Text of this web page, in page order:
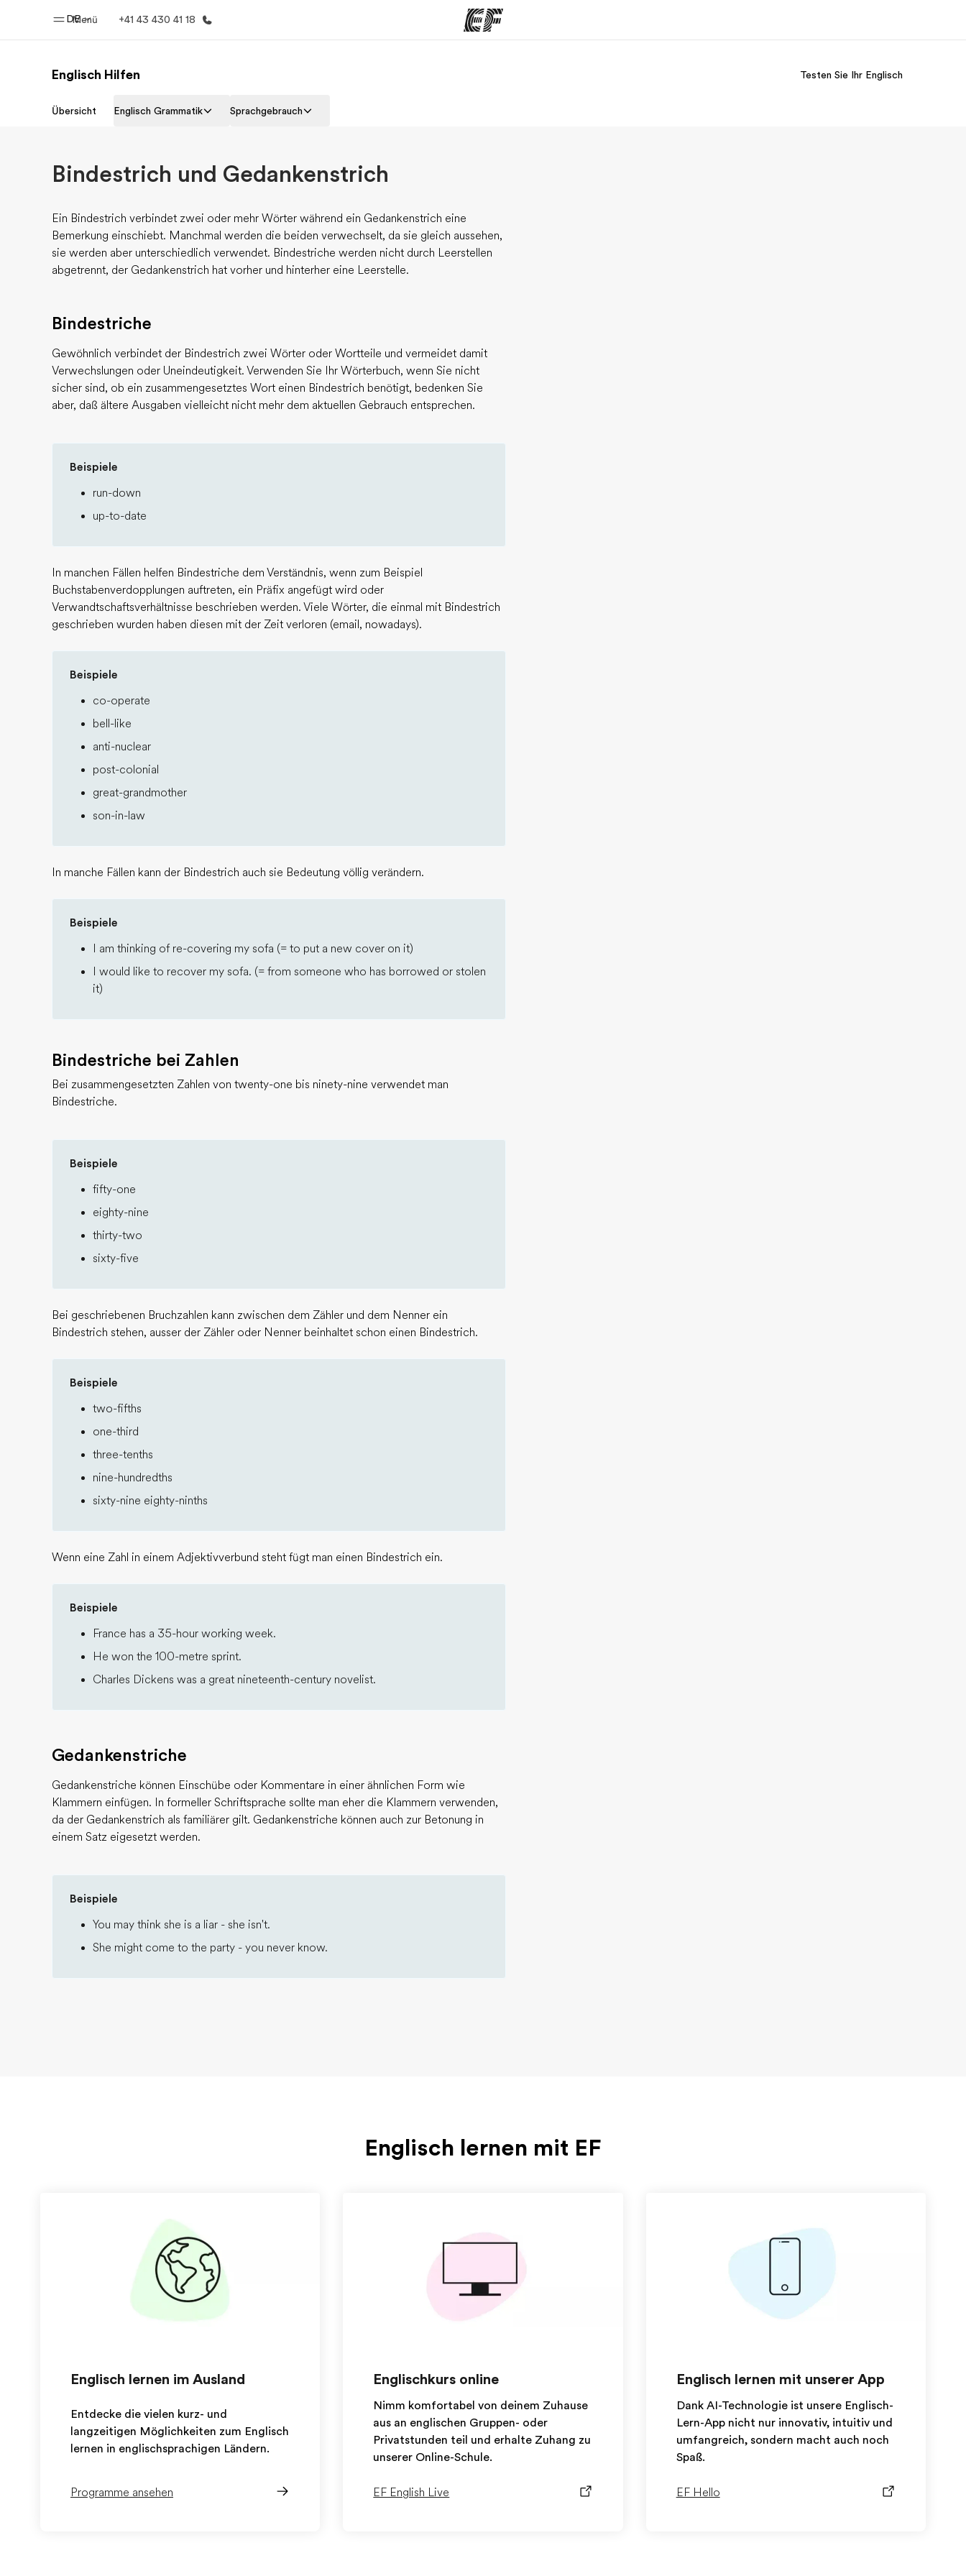
Menü
DE +41 43 430 41 18
Home Programme
Englisch Hilfen Testen Sie Ihr Englisch
Übersicht Englisch Grammatik Sprachgebrauch
Bindestrich und Gedankenstrich
Ein Bindestrich verbindet zwei oder mehr Wörter während ein Gedankenstrich eine
Bemerkung einschiebt. Manchmal werden die beiden verwechselt, da sie gleich aussehen,
sie werden aber unterschiedlich verwendet. Bindestriche werden nicht durch Leerstellen
abgetrennt, der Gedankenstrich hat vorher und hinterher eine Leerstelle.
Bindestriche
Gewöhnlich verbindet der Bindestrich zwei Wörter oder Wortteile und vermeidet damit
Verwechslungen oder Uneindeutigkeit. Verwenden Sie Ihr Wörterbuch, wenn Sie nicht
sicher sind, ob ein zusammengesetztes Wort einen Bindestrich benötigt, bedenken Sie
aber, daß ältere Ausgaben vielleicht nicht mehr dem aktuellen Gebrauch entsprechen.
Beispiele
run-down
up-to-date
In manchen Fällen helfen Bindestriche dem Verständnis, wenn zum Beispiel
Buchstabenverdopplungen auftreten, ein Präfix angefügt wird oder
Verwandtschaftsverhältnisse beschrieben werden. Viele Wörter, die einmal mit Bindestrich
geschrieben wurden haben diesen mit der Zeit verloren (email, nowadays).
Beispiele
co-operate
bell-like
anti-nuclear
post-colonial
great-grandmother
son-in-law
In manche Fällen kann der Bindestrich auch sie Bedeutung völlig verändern.
Beispiele
I am thinking of re-covering my sofa (= to put a new cover on it)
I would like to recover my sofa. (= from someone who has borrowed or stolen
it)
Bindestriche bei Zahlen
Bei zusammengesetzten Zahlen von twenty-one bis ninety-nine verwendet man
Bindestriche.
Beispiele
fifty-one
eighty-nine
thirty-two
sixty-five
Bei geschriebenen Bruchzahlen kann zwischen dem Zähler und dem Nenner ein
Bindestrich stehen, ausser der Zähler oder Nenner beinhaltet schon einen Bindestrich.
Beispiele
two-fifths
one-third
three-tenths
nine-hundredths
sixty-nine eighty-ninths
Wenn eine Zahl in einem Adjektivverbund steht fügt man einen Bindestrich ein.
Beispiele
France has a 35-hour working week.
He won the 100-metre sprint.
Charles Dickens was a great nineteenth-century novelist.
Gedankenstriche
Gedankenstriche können Einschübe oder Kommentare in einer ähnlichen Form wie
Klammern einfügen. In formeller Schriftsprache sollte man eher die Klammern verwenden,
da der Gedankenstrich als familiärer gilt. Gedankenstriche können auch zur Betonung in
einem Satz eigesetzt werden.
Beispiele
You may think she is a liar - she isn't.
She might come to the party - you never know.
Englisch lernen mit EF
Englisch lernen im Ausland
Entdecke die vielen kurz- und
langzeitigen Möglichkeiten zum Englisch
lernen in englischsprachigen Ländern.
Programme ansehen
Englischkurs online
Nimm komfortabel von deinem Zuhause
aus an englischen Gruppen- oder
Privatstunden teil und erhalte Zuhang zu
unserer Online-Schule.
EF English Live
Englisch lernen mit unserer App
Dank AI-Technologie ist unsere Englisch-
Lern-App nicht nur innovativ, intuitiv und
umfangreich, sondern macht auch noch
Spaß.
EF Hello